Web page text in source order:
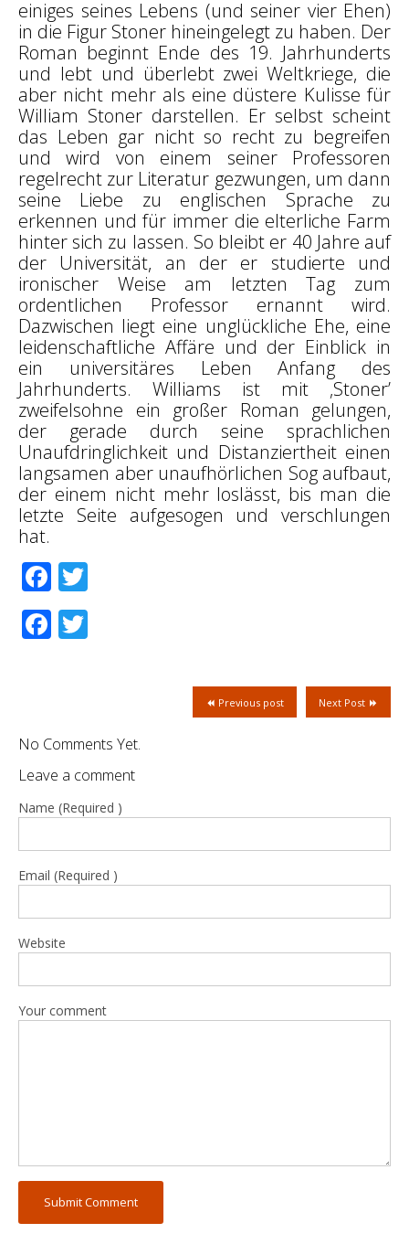
einiges seines Lebens (und seiner vier Ehen)
in die Figur Stoner hineingelegt zu haben. Der
Roman beginnt Ende des 19. Jahrhunderts
und lebt und überlebt zwei Weltkriege, die
aber nicht mehr als eine düstere Kulisse für
William Stoner darstellen. Er selbst scheint
das Leben gar nicht so recht zu begreifen
und wird von einem seiner Professoren
regelrecht zur Literatur gezwungen, um dann
seine Liebe zu englischen Sprache zu
erkennen und für immer die elterliche Farm
hinter sich zu lassen. So bleibt er 40 Jahre auf
der Universität, an der er studierte und
ironischer Weise am letzten Tag zum
ordentlichen Professor ernannt wird.
Dazwischen liegt eine unglückliche Ehe, eine
leidenschaftliche Affäre und der Einblick in
ein universitäres Leben Anfang des
Jahrhunderts. Williams ist mit ‚Stoner’
zweifelsohne ein großer Roman gelungen,
der gerade durch seine sprachlichen
Unaufdringlichkeit und Distanziertheit einen
langsamen aber unaufhörlichen Sog aufbaut,
der einem nicht mehr loslässt, bis man die
letzte Seite aufgesogen und verschlungen
hat.
Facebook
Facebook
Next Post
Previous post
No Comments Yet.
Leave a comment
Name (Required )
Email (Required )
Website
Your comment